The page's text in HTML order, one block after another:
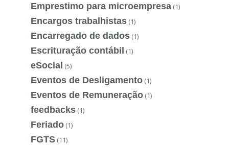
Emprestimo para microempresa (1)
Encargos trabalhistas (1)
Encarregado de dados (1)
Escrituração contábil (1)
eSocial (5)
Eventos de Desligamento (1)
Eventos de Remuneração (1)
feedbacks (1)
Feriado (1)
FGTS (11)